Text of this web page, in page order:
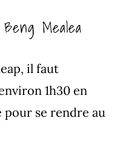
Mealea
il faut
1h30 en
se rendre au